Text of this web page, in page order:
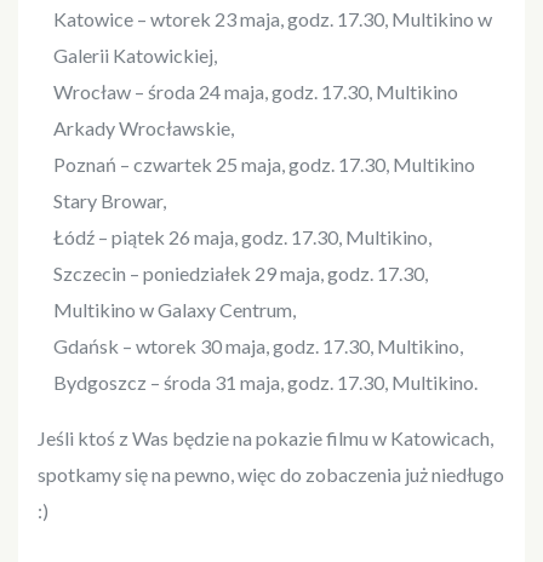
Katowice – wtorek 23 maja, godz. 17.30, Multikino w
Galerii Katowickiej,
Wrocław – środa 24 maja, godz. 17.30, Multikino
Arkady Wrocławskie,
Poznań – czwartek 25 maja, godz. 17.30, Multikino
Stary Browar,
Łódź – piątek 26 maja, godz. 17.30, Multikino,
Szczecin – poniedziałek 29 maja, godz. 17.30,
Multikino w Galaxy Centrum,
Gdańsk – wtorek 30 maja, godz. 17.30, Multikino,
Bydgoszcz – środa 31 maja, godz. 17.30, Multikino.
Jeśli ktoś z Was będzie na pokazie filmu w Katowicach,
spotkamy się na pewno, więc do zobaczenia już niedługo
:)